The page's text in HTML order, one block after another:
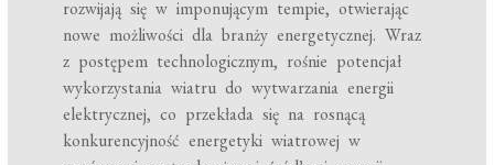
rozwijają się w imponującym tempie, otwierając
nowe możliwości dla branży energetycznej. Wraz
z postępem technologicznym, rośnie potencjał
wykorzystania wiatru do wytwarzania energii
elektrycznej, co przekłada się na rosnącą
konkurencyjność energetyki wiatrowej w